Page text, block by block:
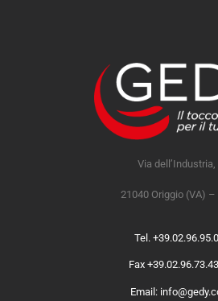
Via dell’Industria,
21040 Origgio (VA) –
Tel.
Fax
Email: